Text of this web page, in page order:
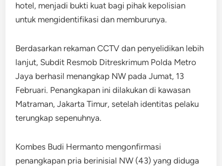
hotel, menjadi bukti kuat bagi pihak kepolisian
untuk mengidentifikasi dan memburunya.
Berdasarkan rekaman CCTV dan penyelidikan lebih
lanjut, Subdit Resmob Ditreskrimum Polda Metro
Jaya berhasil menangkap NW pada Jumat, 13
Februari. Penangkapan ini dilakukan di kawasan
Matraman, Jakarta Timur, setelah identitas pelaku
terungkap sepenuhnya.
Kombes Budi Hermanto mengonfirmasi
penangkapan pria berinisial NW (43) yang diduga